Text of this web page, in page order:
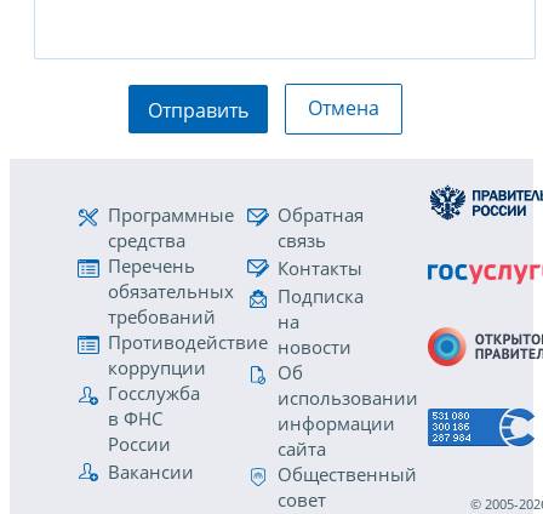
Отправить Отмена
Программные
средства
Перечень
обязательных
требований
Противодействие
коррупции
Госслужба
в ФНС
России
Вакансии
Обратная
связь
Контакты
Подписка
на
новости
Об
использовании
информации
сайта
Общественный
совет
© 2005-